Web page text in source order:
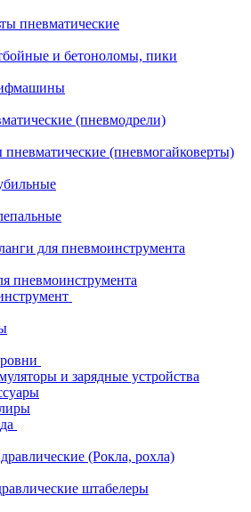
пневматические
и бетоноломы, пики
(пневмодрели)
пневматические (пневмогайковерты)
для пневмоинструмента
пневмоинструмента
и зарядные устройства
(Рокла, рохла)
штабелеры